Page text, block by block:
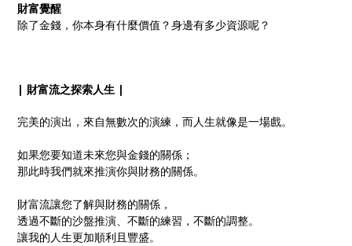
財富覺醒
除了金錢，你本身有什麼價值？身邊有多少資源呢？
| 財富流之探索人生 |
完美的演出，來自無數次的演練，而人生就像是一場戲。
如果您要知道未來您與金錢的關係；
那此時我們就來推演你與財務的關係。
財富流讓您了解與財務的關係，
透過不斷的沙盤推演、不斷的練習，不斷的調整。
讓我的人生更加順利且豐盛。